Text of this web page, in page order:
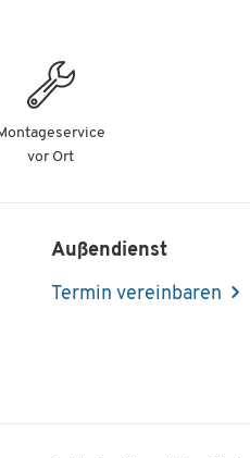
vor Ort
Außendienst
Termin vereinbaren